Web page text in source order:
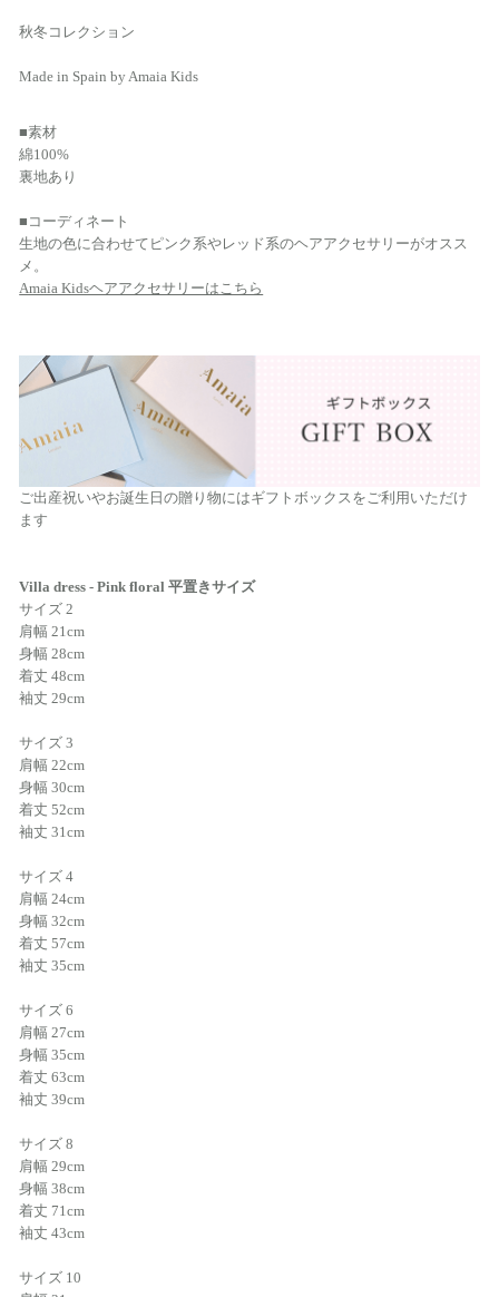
秋冬コレクション
Made in Spain by Amaia Kids
■素材
綿100%
裏地あり
■コーディネート
生地の色に合わせてピンク系やレッド系のヘアアクセサリーがオスス
メ。
Amaia Kidsヘアアクセサリーはこちら
ご出産祝いやお誕生日の贈り物にはギフトボックスをご利用いただけ
ます
Villa dress - Pink floral 平置きサイズ
サイズ 2
肩幅 21cm
身幅 28cm
着丈 48cm
袖丈 29cm
サイズ 3
肩幅 22cm
身幅 30cm
着丈 52cm
袖丈 31cm
サイズ 4
肩幅 24cm
身幅 32cm
着丈 57cm
袖丈 35cm
サイズ 6
肩幅 27cm
身幅 35cm
着丈 63cm
袖丈 39cm
サイズ 8
肩幅 29cm
身幅 38cm
着丈 71cm
袖丈 43cm
サイズ 10